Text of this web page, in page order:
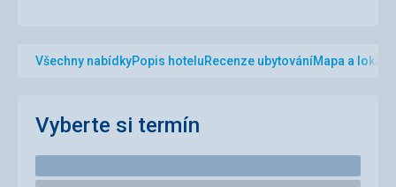
Všechny nabídkyPopis hoteluRecenze ubytováníMapa a
Vyberte si termín